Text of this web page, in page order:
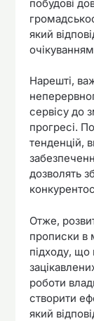
побудові
який
Нарешті,
сервісу до
прогресі.
тенденцій,
дозволять
Отже,
прописки в
підходу, що
роботи
створити
який